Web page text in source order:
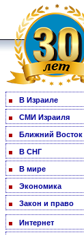
В Израиле
СМИ Израиля
Ближний Восток
В СНГ
В мире
Экономика
Закон и право
Интернет